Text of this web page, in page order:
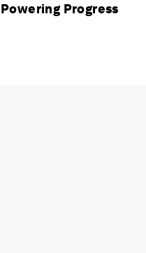
Powering Progress